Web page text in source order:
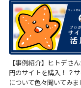
【事例紹介】ヒトデさ
円のサイトを購入！？
について色々聞いてみま